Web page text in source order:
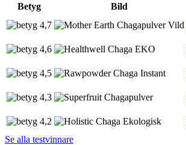
Betyg
Bild
4,7
4,6
4,5
4,3
4,2
Se alla testvinnare